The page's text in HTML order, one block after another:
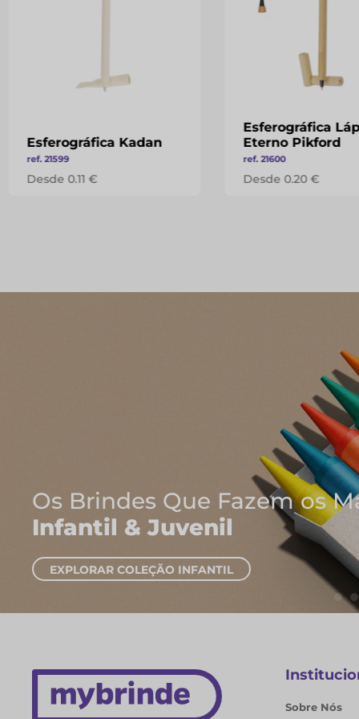
Esferográfica Kadan
ref. 21599
Desde 0.11 €
Esferográfica
Eterno Pikford
ref. 21600
Desde 0.20 €
Fazem os Mais Pequenos
Sobre Nós